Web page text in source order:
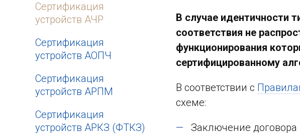
Сертификация
устройств АЧР
Сертификация
устройств АОПЧ
Сертификация
устройств АРПМ
Сертификация
устройств АРКЗ (ФТКЗ)
В случае идентичности
соответствия не
функционирования
сертифицированному
В соответствии с
схеме:
Заключение